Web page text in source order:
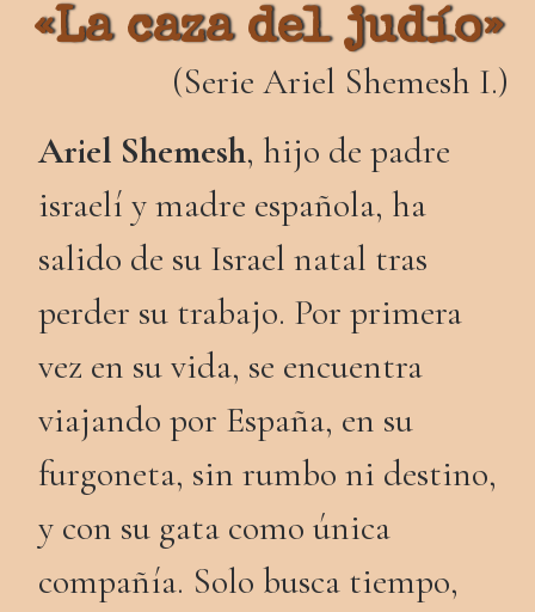
«La caza del judío»
(Serie Ariel Shemesh I.)
Ariel Shemesh, hijo de padre
israelí y madre española, ha
salido de su Israel natal tras
perder su trabajo. Por primera
vez en su vida, se encuentra
viajando por España, en su
furgoneta, sin rumbo ni destino,
y con su gata como única
compañía. Solo busca tiempo,